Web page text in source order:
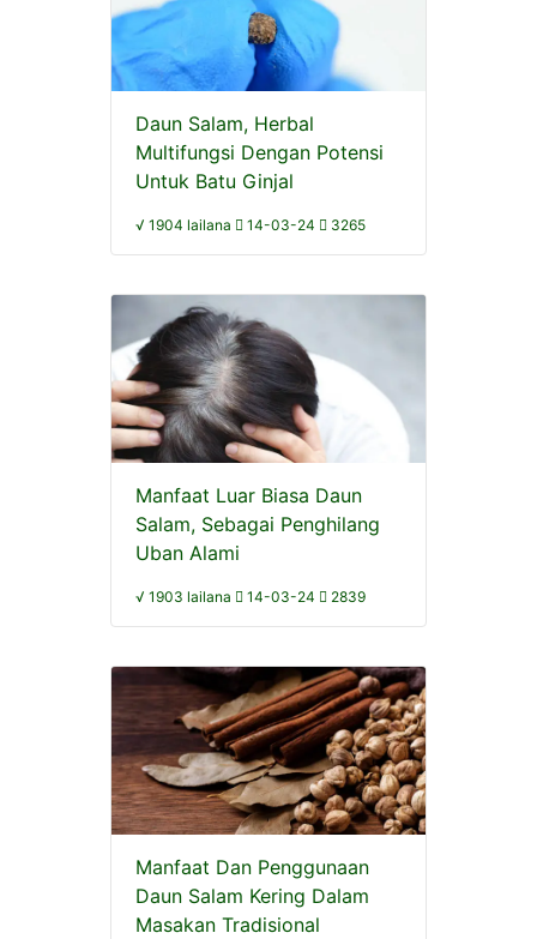
Daun Salam, Herbal
Multifungsi Dengan Potensi
Untuk Batu Ginjal
√ 1904 lailana 14-03-24 3265
Manfaat Luar Biasa Daun
Salam, Sebagai Penghilang
Uban Alami
√ 1903 lailana 14-03-24 2839
Manfaat Dan Penggunaan
Daun Salam Kering Dalam
Masakan Tradisional